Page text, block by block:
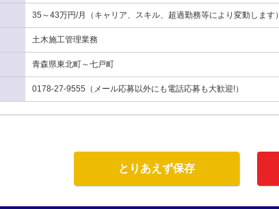
35～43万円/月（キャリア、スキル、超過勤務等により変動します）
土木施工管理業務
青森県東北町～七戸町
0178-27-9555（メール応募以外にも電話応募も大歓迎!）
とりあえず保存